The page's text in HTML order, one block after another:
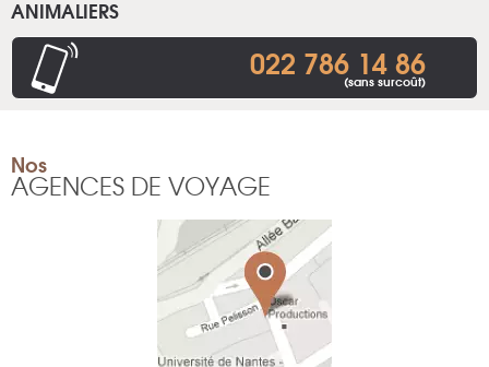
ANIMALIERS
022 786 14 86
(sans surcoût)
Nos
AGENCES DE VOYAGE